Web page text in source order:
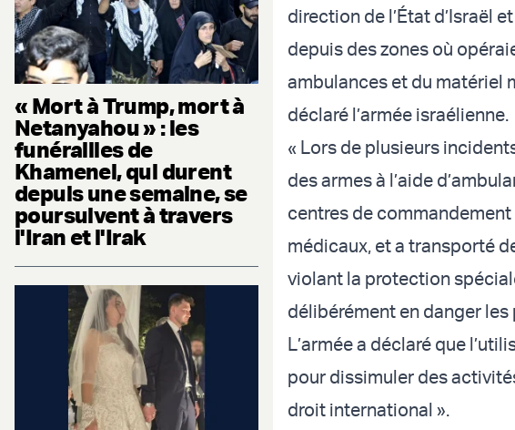
« Mort à Trump, mort à
Netanyahou » : les
funérailles de
Khamenei, qui durent
depuis une semaine, se
poursuivent à travers
l'Iran et l'Irak
direction de l’État d’Israël
depuis des zones où
ambulances et du matériel
déclaré l’armée israélienne.
« Lors de plusieurs
des armes à l’aide
centres de
médicaux, et a transporté
violant la protection
délibérément en danger
L’armée a déclaré que
pour dissimuler des
droit international ».